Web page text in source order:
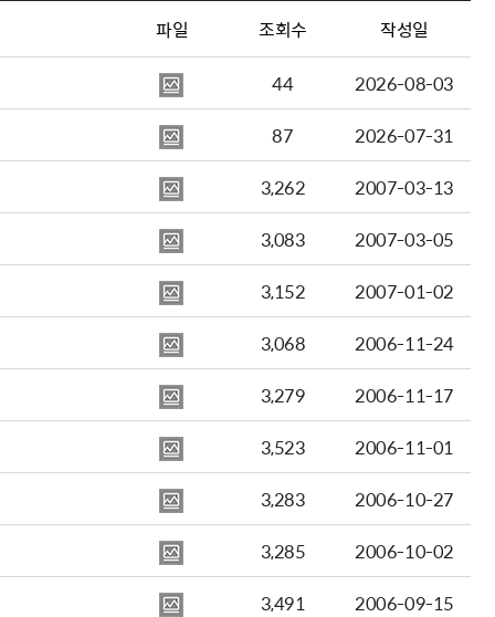
파일 조회수 작성일
44
2026-08-03
87
2026-07-31
3,262
2007-03-13
3,083
2007-03-05
3,152
2007-01-02
3,068
2006-11-24
3,279
2006-11-17
3,523
2006-11-01
3,283
2006-10-27
3,285
2006-10-02
3,491
2006-09-15